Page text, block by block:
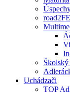
Školský
Uchádzači
TOP